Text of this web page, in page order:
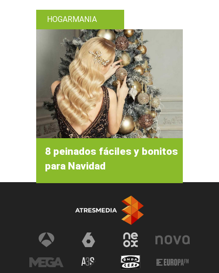
HOGARMANIA
8 peinados fáciles y bonitos
para Navidad